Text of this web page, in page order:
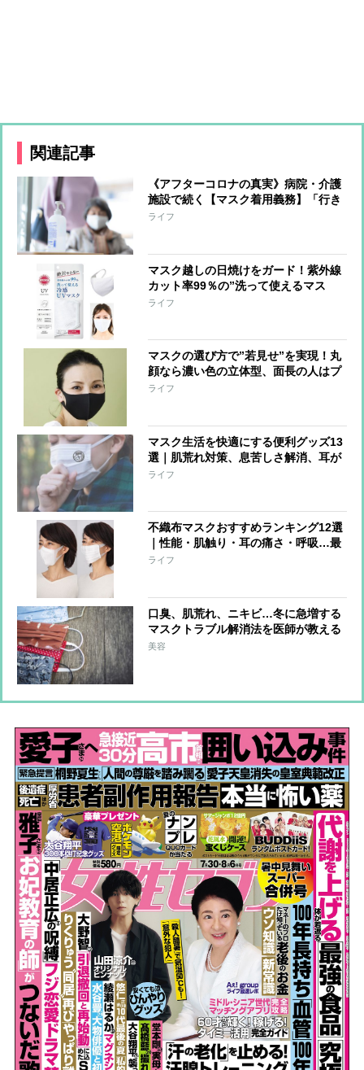
関連記事
《アフターコロナの真実》病院・介護
施設で続く【マスク着用義務】「行き
すぎた感染対策によって生活から大切
ライフ
マスク越しの日焼けをガード！紫外線
カット率99％の”洗って使えるマス
ク”が登場
ライフ
マスクの選び方で”若見せ”を実現！丸
顔なら濃い色の立体型、面長の人はプ
リーツ型を
ライフ
マスク生活を快適にする便利グッズ13
選｜肌荒れ対策、息苦しさ解消、耳が
痛くならないなど
ライフ
不織布マスクおすすめランキング12選
｜性能・肌触り・耳の痛さ・呼吸…最
強の1枚は!?
ライフ
口臭、肌荒れ、ニキビ…冬に急増する
マスクトラブル解消法を医師が教える
美容